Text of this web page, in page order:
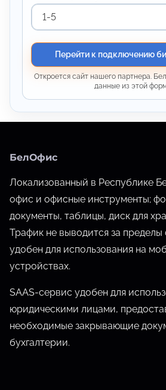
Перейти к подключению
Откроется сайт нашего партнера.
данные из этой
БелОфис
Локализованный в Республике
офис и офисные инструменты;
документы, таблицы, диск для
Трафик не выводится за пределы
удобен для использования на
устройствах.
SAAS-сервис удобен для
юридическими лицами,
необходимые закрывающие
бухгалтерии.